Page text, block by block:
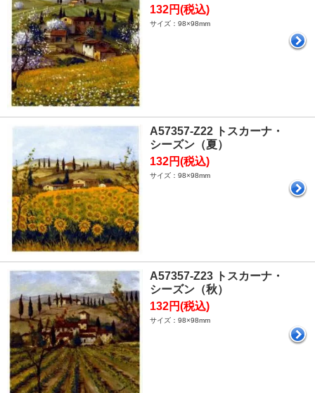
132円(税込)
サイズ：98×98mm
A57357-Z22 トスカーナ・
シーズン（夏）
132円(税込)
サイズ：98×98mm
A57357-Z23 トスカーナ・
シーズン（秋）
132円(税込)
サイズ：98×98mm